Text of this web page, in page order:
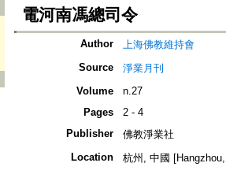
電河南馮總司令
Author
上海佛教維持會
Source
淨業月刊
Volume
n.27
Pages
2 - 4
Publisher
佛教淨業社
Location
杭州, 中國